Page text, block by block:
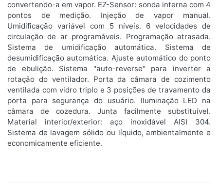
convertendo-a em vapor. EZ-Sensor: sonda interna com 4
pontos de medição. Injeção de vapor manual.
Umidificação variável com 5 níveis. 6 velocidades de
circulação de ar programáveis. Programação atrasada.
Sistema de umidificação automática. Sistema de
desumidificação automática. Ajuste automático do ponto
de ebulição. Sistema "auto-reverse" para inverter a
rotação do ventilador. Porta da câmara de cozimento
ventilada com vidro triplo e 3 posições de travamento da
porta para segurança do usuário. Iluminação LED na
câmara de cozedura. Junta facilmente substituível.
Material interior/exterior: aço inoxidável AISI 304.
Sistema de lavagem sólido ou líquido, ambientalmente e
economicamente eficiente.